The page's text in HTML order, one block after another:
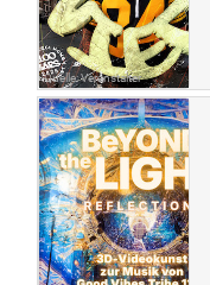
Quelle: Veranstalter